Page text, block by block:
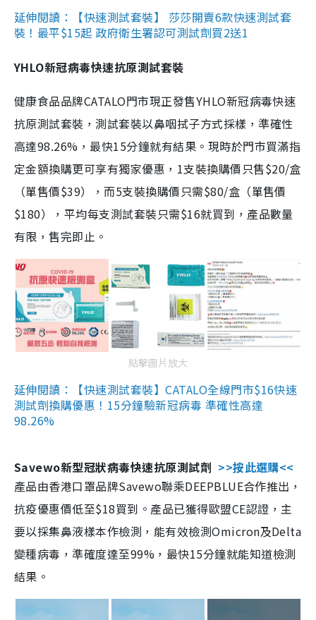
延伸閱讀：【快速測試套裝】 莎莎開賣6款快速測試套
裝！最平$15起 政府衛生署認可測試劑買2送1
YHLO新冠病毒快速抗原測試套裝
健康食品品牌CATALO門市現正發售YHLO新冠病毒快速
抗原測試套裝，測試套裝以鼻咽拭子方式採樣，準確性
高達98.26%，最快15分鐘就有結果。現時於門市買滿指
定金額換購更可享有獨家優惠，1支裝換購價只售$20/盒
（單售價$39），而5支裝換購價只需$80/盒（單售價
$180），平均每支測試套裝只需$16就買到，產品數量
有限，售完即止。
點擊圖片放大
延伸閱讀：【快速測試套裝】CATALO全線門市$16快速
測試劑換購優惠！15分鐘驗新冠病毒 準確性高達
98.26%
Savewo新型冠狀病毒快速抗原測試劑 >>按此選購<<
產品由香港口罩品牌Savewo聯乘DEEPBLUE合作推出，
抗疫優惠價低至$18買到。產品已獲得歐盟CE認證，主
要以採集鼻液樣本作檢測，能有效檢測Omicron及Delta
變種病毒，準確度達至99%，最快15分鐘就能知道檢測
結果。